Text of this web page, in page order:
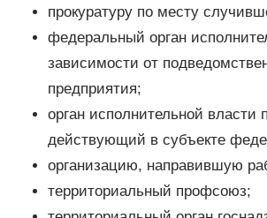
прокуратуру по месту
федеральный орган
зависимости от
предприятия;
орган исполнительной власти
действующий в субъекте
организацию, направившую
территориальный профсоюз;